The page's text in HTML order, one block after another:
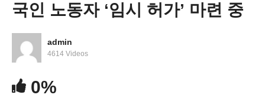
단 경고 vs 낙선운동, 신당 창당
국인 노동자 ‘임시 허가’ 마련 중
admin
4614 Videos
0%